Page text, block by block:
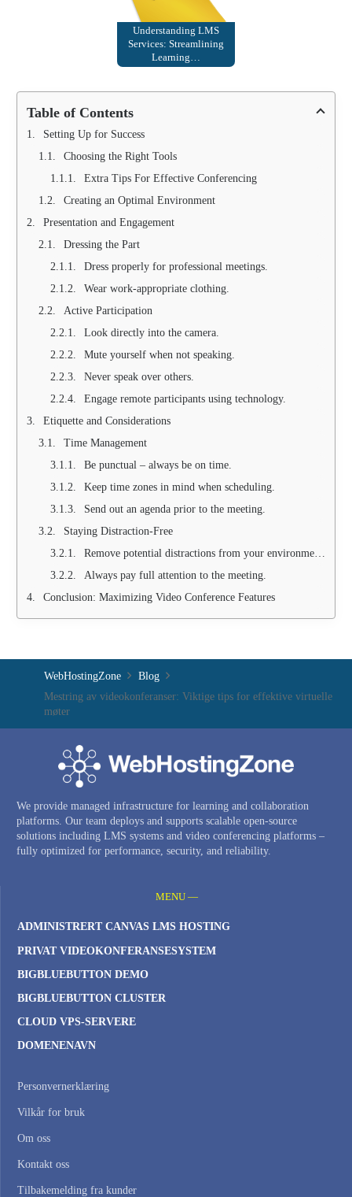
Understanding LMS
Services: Streamlining
Learning…
Table of Contents
Setting Up for Success
Choosing the Right Tools
Extra Tips For Effective Conferencing
Creating an Optimal Environment
Presentation and Engagement
Dressing the Part
Dress properly for professional meetings.
Wear work-appropriate clothing.
Active Participation
Look directly into the camera.
Mute yourself when not speaking.
Never speak over others.
Engage remote participants using technology.
Etiquette and Considerations
Time Management
Be punctual – always be on time.
Keep time zones in mind when scheduling.
Send out an agenda prior to the meeting.
Staying Distraction-Free
Remove potential distractions from your environment.
Always pay full attention to the meeting.
Conclusion: Maximizing Video Conference Features
WebHostingZone
Blog
Mestring av videokonferanser: Viktige tips for effektive virtuelle
møter
We provide managed infrastructure for learning and collaboration
platforms. Our team deploys and supports scalable open-source
solutions including LMS systems and video conferencing platforms –
fully optimized for performance, security, and reliability.
MENU —
ADMINISTRERT CANVAS LMS HOSTING
PRIVAT VIDEOKONFERANSESYSTEM
BIGBLUEBUTTON DEMO
BIGBLUEBUTTON CLUSTER
CLOUD VPS-SERVERE
DOMENENAVN
Personvernerklæring
Vilkår for bruk
Om oss
Kontakt oss
Tilbakemelding fra kunder